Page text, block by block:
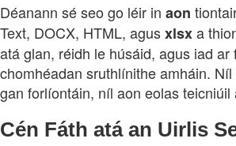
Déanann sé seo go léir in aon
Text, DOCX, HTML, agusxlsxa
atá glan, réidh le húsáid, agus iad ar
chomhéadan sruthlínithe amháin.
gan forlíontáin, níl aon eolas teicniúil
Cén Fáth atá an Uirlis